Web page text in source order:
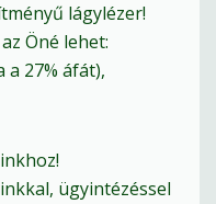
lágylézer!
Öné lehet:
a 27% áfát),
ügyintézéssel